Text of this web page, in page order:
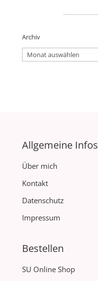
Archiv
Archiv
Allgemeine Infos
Über mich
Kontakt
Datenschutz
Impressum
Bestellen
SU Online Shop